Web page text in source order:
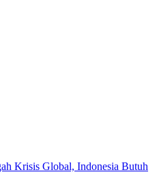
Krisis Global, Indonesia Butuh